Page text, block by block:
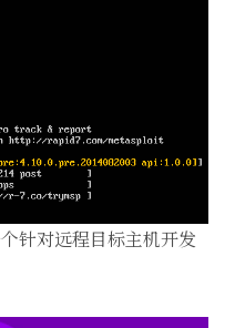
针对远程目标主机开发